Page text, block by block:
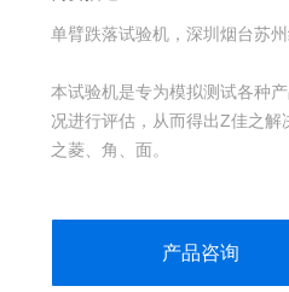
单臂跌落试验机，深圳烟台苏
本试验机是专为模拟测试各种
况进行评估，从而得出Z佳之
之菱、角、面。
产品咨询